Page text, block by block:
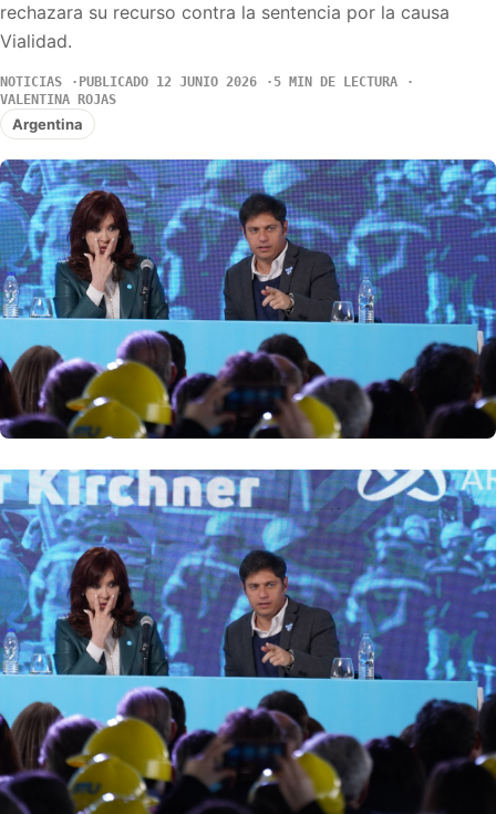
rechazara su recurso contra la sentencia por la causa
Vialidad.
NOTICIAS PUBLICADO 12 JUNIO 2026
5 MIN DE LECTURA
VALENTINA ROJAS
Argentina